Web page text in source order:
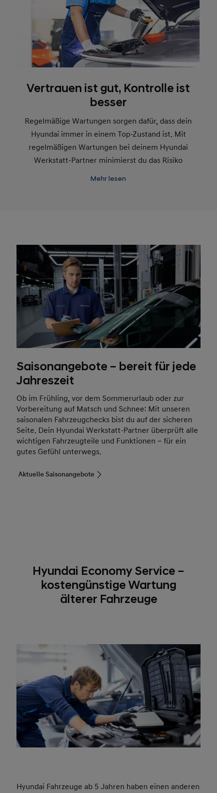
Vertrauen ist gut, Kontrolle ist
besser
Regelmäßige Wartungen sorgen dafür, dass dein
Hyundai immer in einem Top-Zustand ist. Mit
regelmäßigen Wartungen bei deinem Hyundai
Werkstatt-Partner minimierst du das Risiko
kostspieliger, unvorhergesehener Reparaturen.
Hyundai.
Mehr unter:www.hyundai.de/garantien
Mehr lesen
Saisonangebote – bereit für jede
Jahreszeit
Ob im Frühling, vor dem Sommerurlaub oder zur
Vorbereitung auf Matsch und Schnee: Mit unseren
saisonalen Fahrzeugchecks bist du auf der sicheren
Seite. Dein Hyundai Werkstatt-Partner überprüft alle
wichtigen Fahrzeugteile und Funktionen – für ein
gutes Gefühl unterwegs.
Aktuelle Saisonangebote
Hyundai Economy Service –
kostengünstige Wartung
älterer Fahrzeuge
Hyundai Fahrzeuge ab 5 Jahren haben einen anderen